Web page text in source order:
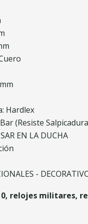
Hardlex
(Resiste
EN LA DUCHA
-
relojes militares,